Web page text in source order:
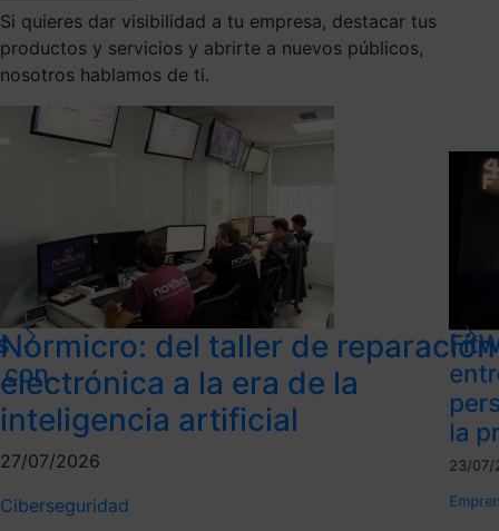
Si quieres dar visibilidad a tu empresa, destacar tus
productos y servicios y abrirte a nuevos públicos,
nosotros hablamos de ti.
Normicro: del taller de reparación
electrónica a la era de la
inteligencia artificial
27/07/2026
Ciberseguridad
la
23/07/